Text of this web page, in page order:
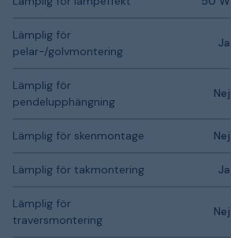
Lämplig för
pelar-/golvmontering
Ja
Lämplig för
pendelupphängning
Nej
Lämplig för skenmontage Nej
Lämplig för takmontering Ja
Lämplig för
traversmontering
Nej